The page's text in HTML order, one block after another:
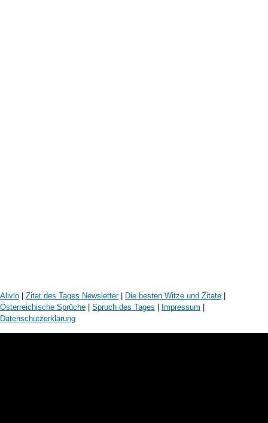
Alivlo Zitat des Tages Newsletter| Die besten Witze und Zitate
Österreichische Sprüche
Spruch des Tages Impressum
Datenschutzerklärung